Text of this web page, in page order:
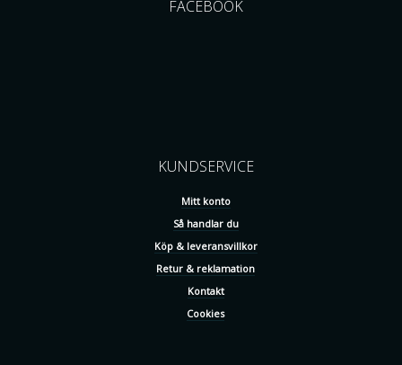
FACEBOOK
KUNDSERVICE
Mitt konto
Så handlar du
Köp & leveransvillkor
Retur & reklamation
Kontakt
Cookies